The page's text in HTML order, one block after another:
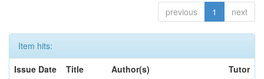
previous 1 next
Item hits:
Issue Date
Title Author(s)
Tutor